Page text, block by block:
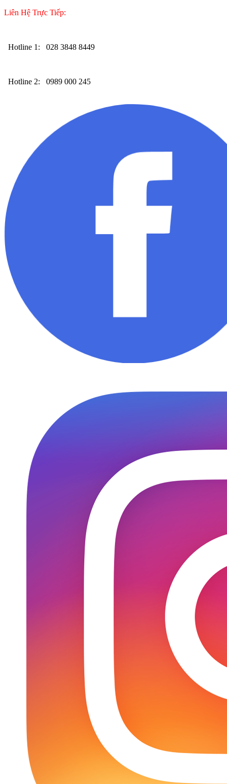
Liên Hệ Trực Tiếp:
Hotline 1: 028 3848 8449
Hotline 2: 0989 000 245